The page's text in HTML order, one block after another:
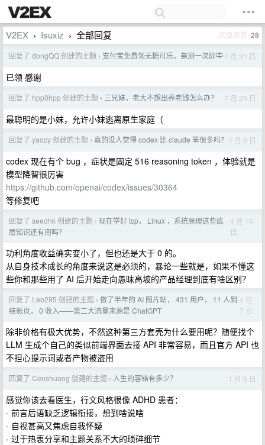
V2EX › Isuxiz › 全部回复 回复总数 28
回复了 dongQQ 创建的主题 › 支付宝免费领无糖可乐，亲测一次即中 7 月 31 日
已领 感谢
回复了 hpp0hpp 创建的主题 › 三兄妹，老大不想出养老钱怎么办？ 7 月 29 日
最聪明的是小妹，允许小妹逃离原生家庭（
回复了 yaocy 创建的主题 › 真的没人觉得 codex 比 claude 笨很多吗？ 7 月 3 日
codex 现在有个 bug ，症状是固定 516 reasoning token ，体验就是
模型降智很厉害
https://github.com/openai/codex/issues/30364
等修复吧
回复了 seedhk 创建的主题 › 现在学好 tcp， Linux ，系统原理这些底
层知识还有用吗？
4 月 16
日
功利角度收益确实变小了，但也还是大于 0 的。
从自身技术成长的角度来说这是必须的，暴论一些就是，如果不懂这
些你和那些用了 AI 后开始走向愚昧高坡的产品经理到底有啥区别？
回复了 Leo295 创建的主题 › 做了半年的 AI 图片站， 431 用户， 11 人到
结账页， 0 收入——第二大流量来源是 ChatGPT
1 月
7 日
除非价格有极大优势，不然这种第三方套壳为什么要用呢？随便找个
LLM 生成个自己的类似前端界面去接 API 非常容易，而且官方 API 也
不担心提示词或者产物被盗用
回复了 Censhuang 创建的主题 › 人生的容错有多少？ 1 月 6 日
感觉你该去看医生，行文风格很像 ADHD 患者：
- 前言后语缺乏逻辑衔接，想到啥说啥
- 自视甚高又焦虑自我怀疑
- 过于热衷分享和主题关系不大的琐碎细节